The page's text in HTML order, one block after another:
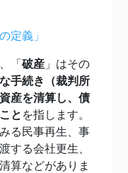
定義」
「 破産 」はその
手続き（裁判所
産を清算し、債
と を指します。
る民事再生、事
する会社更生、
算などがありま